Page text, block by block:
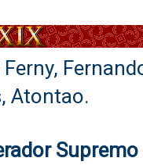
Ferny, Ferna
, Atontao.
ador S